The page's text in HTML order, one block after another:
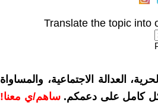
Translate the topic into
العدالة الاجتماعية، والمساواة
كامل على دعمكم.ساهم/ي معنا!